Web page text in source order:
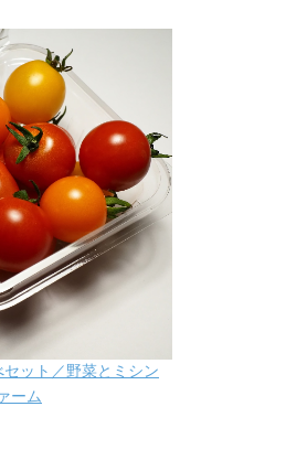
ット／野菜とミシン
ーム